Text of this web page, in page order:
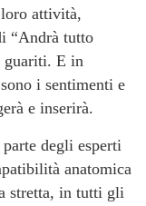
attività,
“Andrà tutto
guariti. E in
i sentimenti e
e inserirà.
degli esperti
anatomica
stretta, in tutti gli